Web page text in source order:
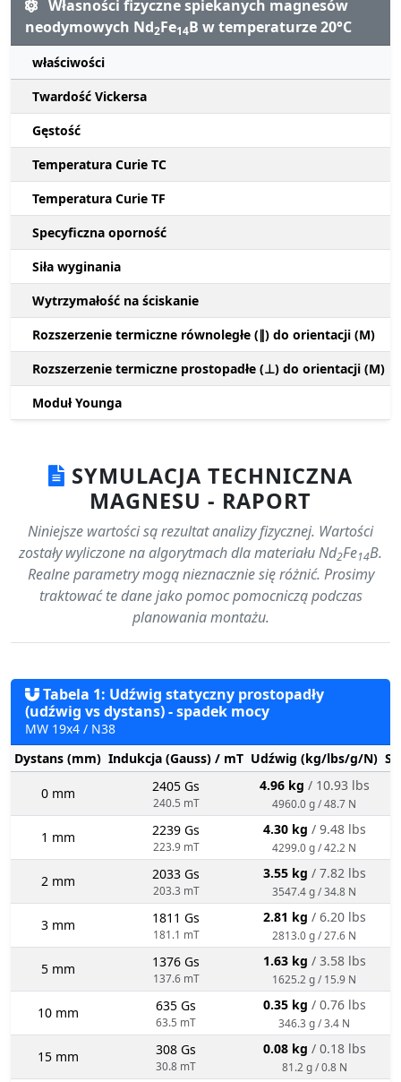
Własności fizyczne spiekanych magnesów
neodymowych Nd2Fe14B w temperaturze 20°C
właściwości
Twardość Vickersa
Gęstość
Temperatura Curie TC
Temperatura Curie TF
Specyficzna oporność
Siła wyginania
Wytrzymałość na ściskanie
Rozszerzenie termiczne równoległe (∥) do orientacji (M)
Rozszerzenie termiczne prostopadłe (⊥) do orientacji (M)
Moduł Younga
SYMULACJA TECHNICZNA
MAGNESU - RAPORT
Niniejsze wartości są rezultat analizy fizycznej. Wartości
zostały wyliczone na algorytmach dla materiału Nd2Fe14B.
Realne parametry mogą nieznacznie się różnić. Prosimy
traktować te dane jako pomoc pomocniczą podczas
planowania montażu.
Tabela 1: Udźwig statyczny prostopadły
(udźwig vs dystans) - spadek mocy
MW 19x4 / N38
Dystans (mm) Indukcja (Gauss) / mT Udźwig (kg/lbs/g/N)
0 mm 2405 Gs
240.5 mT
4.96 kg / 10.93 lbs
4960.0 g / 48.7 N
1 mm 2239 Gs
223.9 mT
4.30 kg / 9.48 lbs
4299.0 g / 42.2 N
2 mm 2033 Gs
203.3 mT
3.55 kg / 7.82 lbs
3547.4 g / 34.8 N
3 mm 1811 Gs
181.1 mT
2.81 kg / 6.20 lbs
2813.0 g / 27.6 N
5 mm 1376 Gs
137.6 mT
1.63 kg / 3.58 lbs
1625.2 g / 15.9 N
10 mm 635 Gs
63.5 mT
0.35 kg / 0.76 lbs
346.3 g / 3.4 N
15 mm 308 Gs
30.8 mT
0.08 kg / 0.18 lbs
81.2 g / 0.8 N